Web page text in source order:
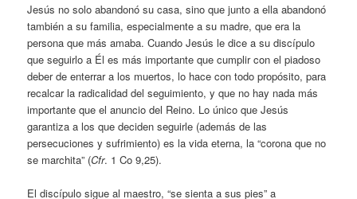
Jesús no solo abandonó su casa, sino que junto a ella abandonó
también a su familia, especialmente a su madre, que era la
persona que más amaba. Cuando Jesús le dice a su discípulo
que seguirlo a Él es más importante que cumplir con el piadoso
deber de enterrar a los muertos, lo hace con todo propósito, para
recalcar la radicalidad del seguimiento, y que no hay nada más
importante que el anuncio del Reino. Lo único que Jesús
garantiza a los que deciden seguirle (además de las
persecuciones y sufrimiento) es la vida eterna, la “corona que no
se marchita” (Cfr. 1 Co 9,25).
El discípulo sigue al maestro, “se sienta a sus pies” a